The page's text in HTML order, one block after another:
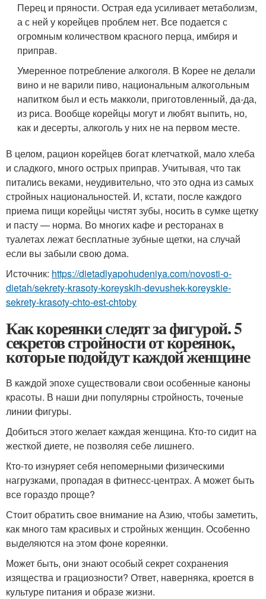
Перец и пряности. Острая еда усиливает метаболизм,
а с ней у корейцев проблем нет. Все подается с
огромным количеством красного перца, имбиря и
приправ.
Умеренное потребление алкоголя. В Корее не делали
вино и не варили пиво, национальным алкогольным
напитком был и есть макколи, приготовленный, да-да,
из риса. Вообще корейцы могут и любят выпить, но,
как и десерты, алкоголь у них не на первом месте.
В целом, рацион корейцев богат клетчаткой, мало хлеба
и сладкого, много острых приправ. Учитывая, что так
питались веками, неудивительно, что это одна из самых
стройных национальностей. И, кстати, после каждого
приема пищи корейцы чистят зубы, носить в сумке щетку
и пасту — норма. Во многих кафе и ресторанах в
туалетах лежат бесплатные зубные щетки, на случай
если вы забыли свою дома.
Источник: https://dietadlyapohudeniya.com/novosti-o-
dietah/sekrety-krasoty-koreyskih-devushek-koreyskie-
sekrety-krasoty-chto-est-chtoby
Как кореянки следят за фигурой. 5
секретов стройности от кореянок,
которые подойдут каждой женщине
В каждой эпохе существовали свои особенные каноны
красоты. В наши дни популярны стройность, точеные
линии фигуры.
Добиться этого желает каждая женщина. Кто-то сидит на
жесткой диете, не позволяя себе лишнего.
Кто-то изнуряет себя непомерными физическими
нагрузками, пропадая в фитнесс-центрах. А может быть
все гораздо проще?
Стоит обратить свое внимание на Азию, чтобы заметить,
как много там красивых и стройных женщин. Особенно
выделяются на этом фоне кореянки.
Может быть, они знают особый секрет сохранения
изящества и грациозности? Ответ, наверняка, кроется в
культуре питания и образе жизни.